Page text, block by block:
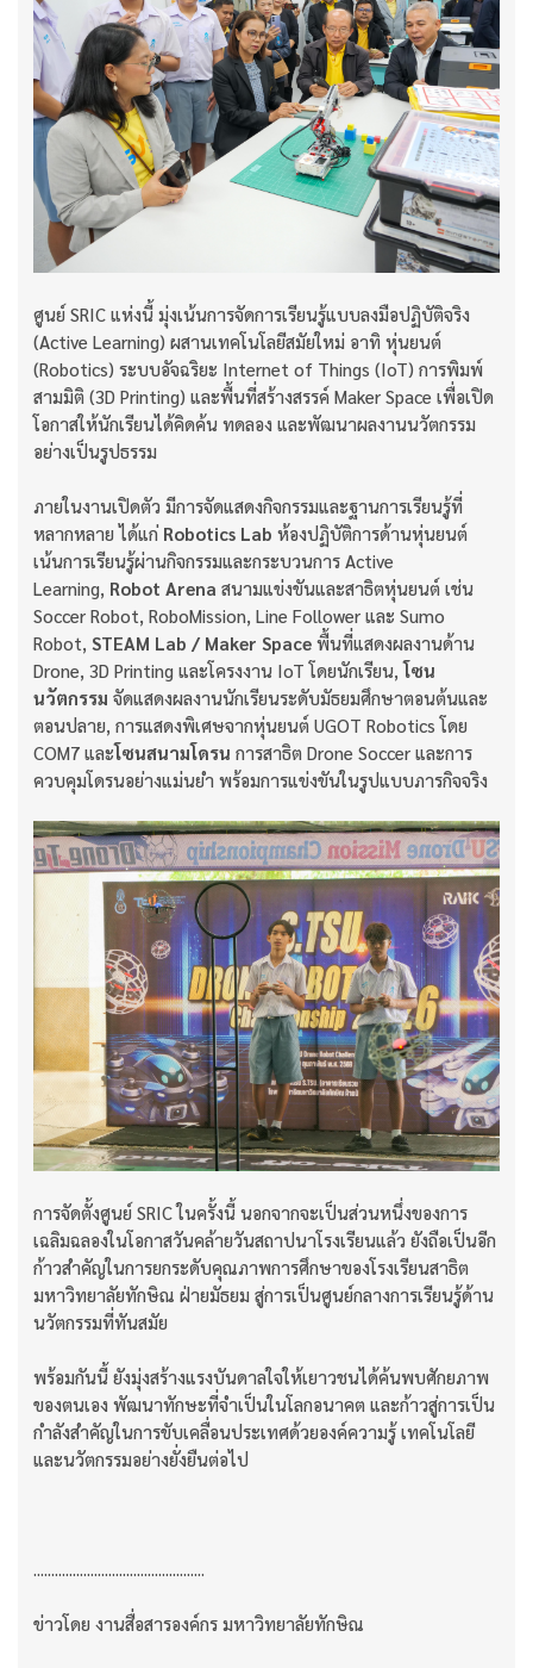
ศูนย์ SRIC แห่งนี้ มุ่งเน้นการจัดการเรียนรู้แบบลงมือปฏิบัติจริง
(Active Learning) ผสานเทคโนโลยีสมัยใหม่ อาทิ หุ่นยนต์
(Robotics) ระบบอัจฉริยะ Internet of Things (IoT) การพิมพ์
สามมิติ (3D Printing) และพื้นที่สร้างสรรค์ Maker Space เพื่อเปิด
โอกาสให้นักเรียนได้คิดค้น ทดลอง และพัฒนาผลงานนวัตกรรม
อย่างเป็นรูปธรรม
ภายในงานเปิดตัว มีการจัดแสดงกิจกรรมและฐานการเรียนรู้ที่
หลากหลาย ได้แก่ Robotics Lab ห้องปฏิบัติการด้านหุ่นยนต์
เน้นการเรียนรู้ผ่านกิจกรรมและกระบวนการ Active
Learning, Robot Arena สนามแข่งขันและสาธิตหุ่นยนต์ เช่น
Soccer Robot, RoboMission, Line Follower และ Sumo
Robot, STEAM Lab / Maker Space พื้นที่แสดงผลงานด้าน
Drone, 3D Printing และโครงงาน IoT โดยนักเรียน,โซน
นวัตกรรม จัดแสดงผลงานนักเรียนระดับมัธยมศึกษาตอนต้นและ
ตอนปลาย, การแสดงพิเศษจากหุ่นยนต์ UGOT Robotics โดย
COM7 และโซนสนามโดรน การสาธิต Drone Soccer และการ
ควบคุมโดรนอย่างแม่นยำ พร้อมการแข่งขันในรูปแบบภารกิจจริง
การจัดตั้งศูนย์ SRIC ในครั้งนี้ นอกจากจะเป็นส่วนหนึ่งของการ
เฉลิมฉลองในโอกาสวันคล้ายวันสถาปนาโรงเรียนแล้ว ยังถือเป็นอีก
ก้าวสำคัญในการยกระดับคุณภาพการศึกษาของโรงเรียนสาธิต
มหาวิทยาลัยทักษิณ ฝ่ายมัธยม สู่การเป็นศูนย์กลางการเรียนรู้ด้าน
นวัตกรรมที่ทันสมัย
พร้อมกันนี้ ยังมุ่งสร้างแรงบันดาลใจให้เยาวชนได้ค้นพบศักยภาพ
ของตนเอง พัฒนาทักษะที่จำเป็นในโลกอนาคต และก้าวสู่การเป็น
กำลังสำคัญในการขับเคลื่อนประเทศด้วยองค์ความรู้ เทคโนโลยี
และนวัตกรรมอย่างยั่งยืนต่อไป
................................................
ข่าวโดย งานสื่อสารองค์กร มหาวิทยาลัยทักษิณ